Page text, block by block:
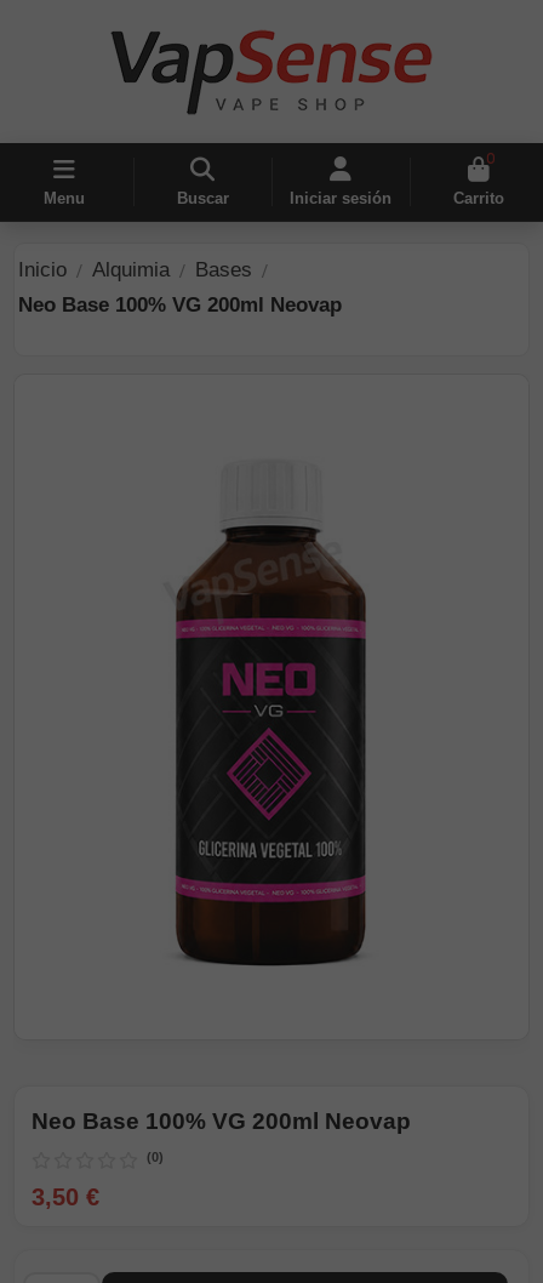
Menu Buscar Iniciar sesión
0
Carrito
Inicio Alquimia
Bases
Neo Base 100% VG 200ml Neovap
Neo Base 100% VG 200ml Neovap
(0)
3,50 €